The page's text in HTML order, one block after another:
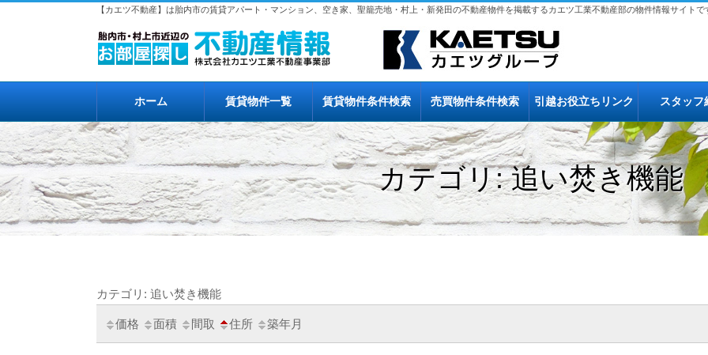
【カエツ不動産】は胎内市の賃貸アパート・マンション、空き家、聖籠売地・村上・新発田の不動産物件を掲載するカエツ工業不動産部の物件情報サイトで
ホーム 賃貸物件一覧 賃貸物件条件検索 売買物件条件検索 引越お役立ちリンク スタッフ
カテゴリ: 追い焚き機能
カテゴリ: 追い焚き機能
価格 面積 間取 住所 築年月